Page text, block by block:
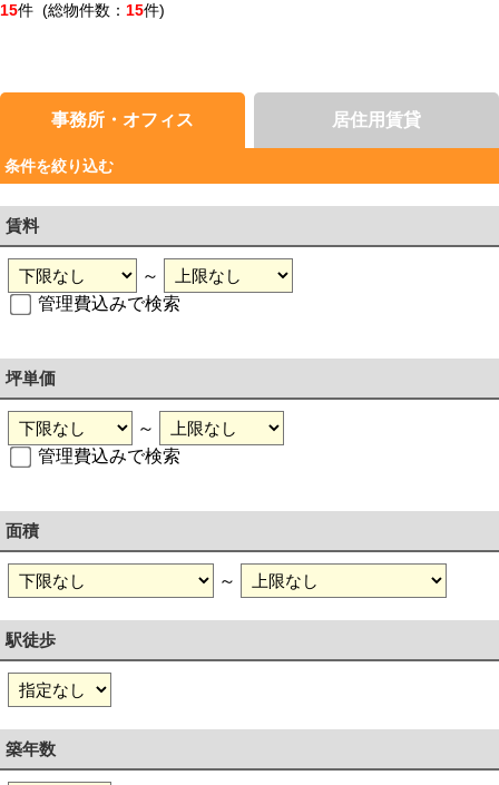
15件 (総物件数： 15件)
事務所・オフィス 居住用賃貸
条件を絞り込む
賃料
～
管理費込みで検索
坪単価
～
管理費込みで検索
面積
～
駅徒歩
築年数